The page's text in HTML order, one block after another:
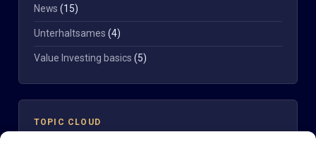
News (15)
Unterhaltsames (4)
Value Investing basics (5)
TOPIC CLOUD